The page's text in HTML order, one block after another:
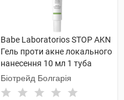
Babe Laboratorios STOP AKN
Гель проти акне локального
нанесення 10 мл 1 туба
Біотрейд Болгарія